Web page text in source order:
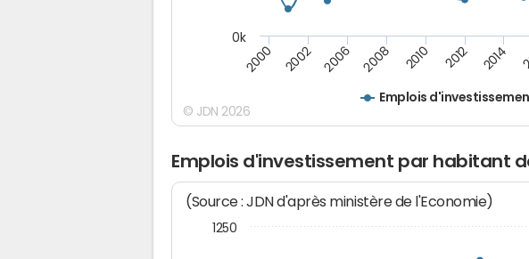
Emplois
2000 2002 2006 2008 2010 2012 2014
0k
© JDN 2026
Emplois d'investissement par habitant
(Source : JDN d'après ministère de l'Economie)
1250